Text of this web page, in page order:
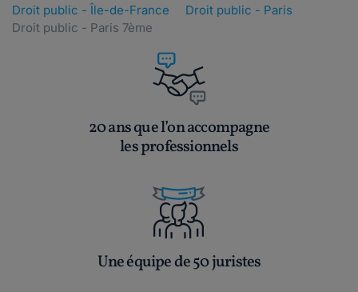
Droit public - Île-de-France
Droit public - Paris
Droit public - Paris 7ème
20 ans que l’on accompagne
les professionnels
Une équipe de 50 juristes